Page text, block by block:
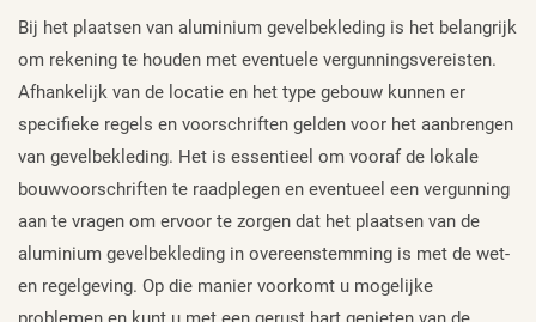
Bij het plaatsen van aluminium gevelbekleding is het belangrijk
om rekening te houden met eventuele vergunningsvereisten.
Afhankelijk van de locatie en het type gebouw kunnen er
specifieke regels en voorschriften gelden voor het aanbrengen
van gevelbekleding. Het is essentieel om vooraf de lokale
bouwvoorschriften te raadplegen en eventueel een vergunning
aan te vragen om ervoor te zorgen dat het plaatsen van de
aluminium gevelbekleding in overeenstemming is met de wet-
en regelgeving. Op die manier voorkomt u mogelijke